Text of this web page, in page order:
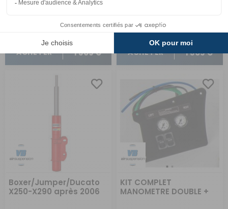
ACHETER 1 309 € ACHETER 1 309 €
Boxer/Jumper/Ducato
X250-X290 après 2006
KIT COMPLET
MANOMETRE DOUBLE +